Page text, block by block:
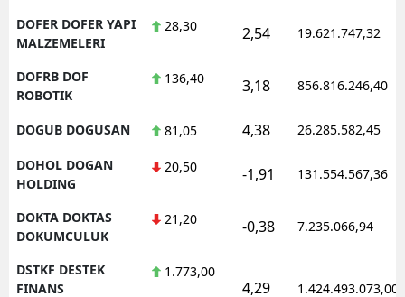
DOFER DOFER YAPI
MALZEMELERI
28,30 2,54 19.621.747,32
DOFRB DOF
ROBOTIK
136,40 3,18 856.816.246,40
DOGUB DOGUSAN 81,05 4,38 26.285.582,45
DOHOL DOGAN
HOLDING
20,50 -1,91 131.554.567,36
DOKTA DOKTAS
DOKUMCULUK
21,20 -0,38 7.235.066,94
DSTKF DESTEK
FINANS
1.773,00
4,29 1.424.493.073,00